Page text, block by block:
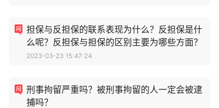
担保与反担保的联系表现为什么？反担保是什
么呢？反担保与担保的区别主要为哪些方面？
2023-03-23 15:47:24
刑事拘留严重吗？被刑事拘留的人一定会被逮
捕吗？